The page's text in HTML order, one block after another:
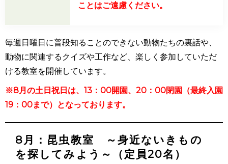
ことはご遠慮ください。
毎週日曜日に普段知ることのできない動物たちの裏話や、
動物に関連するクイズや工作など、楽しく参加していただ
ける教室を開催しています。
※8月の土日祝日は、13：00開園、20：00閉園（最終入園
19：00まで）となっております。
8月：昆虫教室 ～身近ないきもの
を探してみよう～（定員20名）